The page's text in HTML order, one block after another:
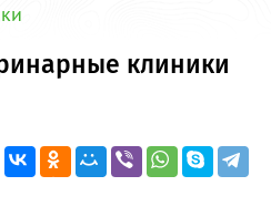
клиники